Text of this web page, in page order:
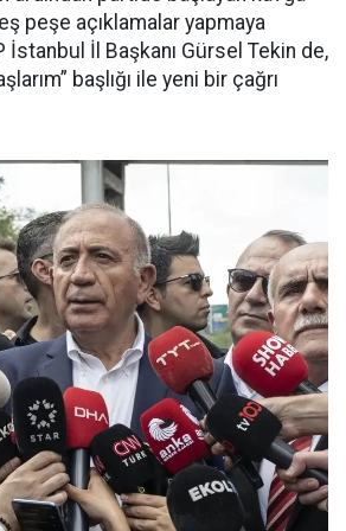
peşe açıklamalar yapmaya
İstanbul İl Başkanı Gürsel Tekin de,
başlığı ile yeni bir çağrı